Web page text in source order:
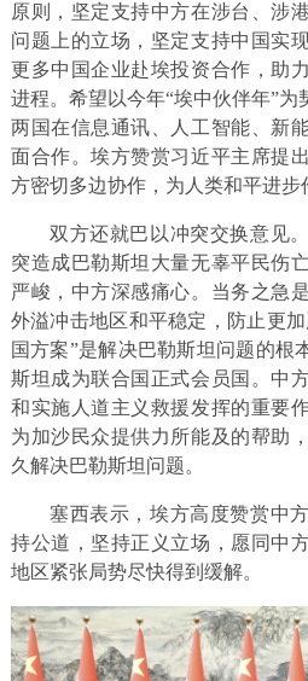
原则，坚定支持中方在涉台、涉
问题上的立场，坚定支持中国实
更多中国企业赴埃投资合作，助
进程。希望以今年“埃中伙伴年”
两国在信息通讯、人工智能、新
面合作。埃方赞赏习近平主席提
方密切多边协作，为人类和平进步
双方还就巴以冲突交换意见
突造成巴勒斯坦大量无辜平民伤
严峻，中方深感痛心。当务之急
外溢冲击地区和平稳定，防止更
国方案”是解决巴勒斯坦问题的根
斯坦成为联合国正式会员国。中
和实施人道主义救援发挥的重要
为加沙民众提供力所能及的帮助
久解决巴勒斯坦问题。
塞西表示，埃方高度赞赏中
持公道，坚持正义立场，愿同中
地区紧张局势尽快得到缓解。